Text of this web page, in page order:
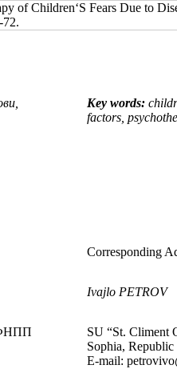
of Children‘S Fears Due to
72.
Key words:
factors,
Corresponding
Ivajlo PETROV
SU “St. Climent
Sophia,
E-mail: